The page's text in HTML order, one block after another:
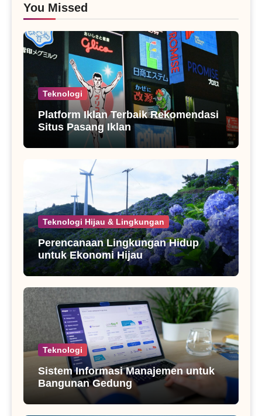
You Missed
Teknologi
Platform Iklan Terbaik Rekomendasi
Situs Pasang Iklan
Teknologi Hijau & Lingkungan
Perencanaan Lingkungan Hidup
untuk Ekonomi Hijau
Teknologi
Sistem Informasi Manajemen untuk
Bangunan Gedung